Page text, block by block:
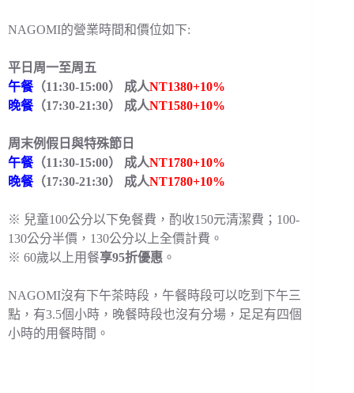
NAGOMI的營業時間和價位如下:
平日周一至周五
午餐（11:30-15:00） 成人NT1380+10%
晚餐（17:30-21:30） 成人NT1580+10%
周末例假日與特殊節日
午餐（11:30-15:00） 成人NT1780+10%
晚餐（17:30-21:30） 成人NT1780+10%
※ 兒童100公分以下免餐費，酌收150元清潔費；100-
130公分半價，130公分以上全價計費。
※ 60歲以上用餐享95折優惠 。
NAGOMI沒有下午茶時段，午餐時段可以吃到下午三
點，有3.5個小時，晚餐時段也沒有分場，足足有四個
小時的用餐時間。